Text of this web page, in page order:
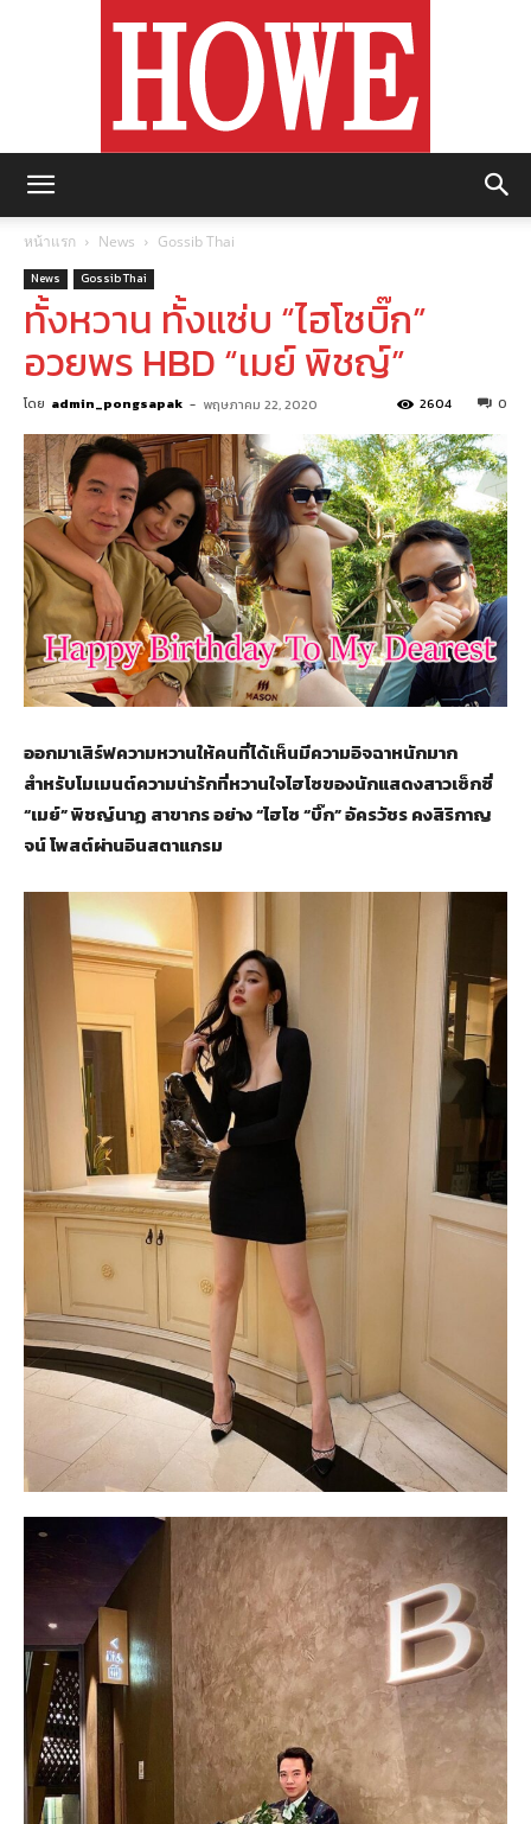
หน้าแรก News Gossib Thai
News Gossib Thai
ทั้งหวาน ทั้งแซ่บ “ไฮโซบิ๊ก”
อวยพร HBD “เมย์ พิชญ์”
โดย admin_pongsapak - พฤษภาคม 22, 2020 0
2604
ออกมาเสิร์ฟความหวานให้คนที่ได้เห็นมีความอิจฉาหนักมาก
สำหรับโมเมนต์ความน่ารักที่หวานใจไฮโซของนักแสดงสาวเซ็กซี่
“เมย์” พิชญ์นาฏ สาขากร อย่าง “ไฮโซ “บิ๊ก” อัครวัชร คงสิริกาญ
จน์ โพสต์ผ่านอินสตาแกรม